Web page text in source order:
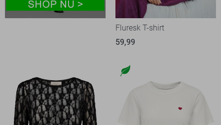
Fluresk T-shirt
59,99